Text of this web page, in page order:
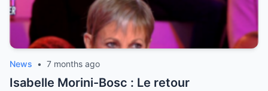
News • 7 months ago
Isabelle Morini-Bosc : Le retour